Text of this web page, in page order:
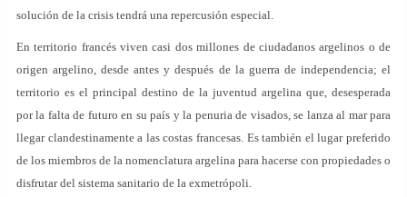
solución de la crisis tendrá una repercusión especial.
En territorio francés viven casi dos millones de ciudadanos argelinos o de
origen argelino, desde antes y después de la guerra de independencia; el
territorio es el principal destino de la juventud argelina que, desesperada
por la falta de futuro en su país y la penuria de visados, se lanza al mar para
llegar clandestinamente a las costas francesas. Es también el lugar preferido
de los miembros de la nomenclatura argelina para hacerse con propiedades o
disfrutar del sistema sanitario de la exmetrópoli.